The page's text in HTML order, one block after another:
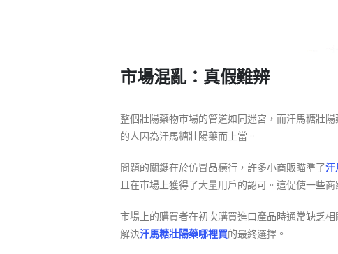
市場混亂：真假難辨
整個壯陽藥物市場的管道如同迷宮，而汗馬糖壯
的人因為汗馬糖壯陽藥而上當。
問題的關鍵在於仿冒品橫行，許多小商販瞄準了汗
且在市場上獲得了大量用戶的認可。這促使一些
市場上的購買者在初次購買進口產品時通常缺乏
解決汗馬糖壯陽藥哪裡買的最終選擇。